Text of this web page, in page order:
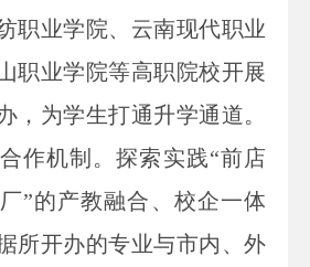
职业学院、云南现代职业
职业学院等高职院校开展
，为学生打通升学通道。
作机制。探索实践“前店
”的产教融合、校企一体
所开办的专业与市内、外